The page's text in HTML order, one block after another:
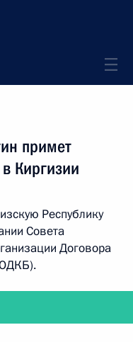
примет
Киргизии
Республику
Совета
Договора